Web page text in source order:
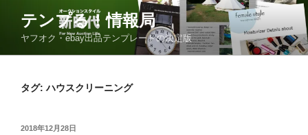
ン
テンプる！情報局
ヤフオク・ebay出品テンプレートの決定版
タグ: ハウスクリーニング
投
2018年12月28日